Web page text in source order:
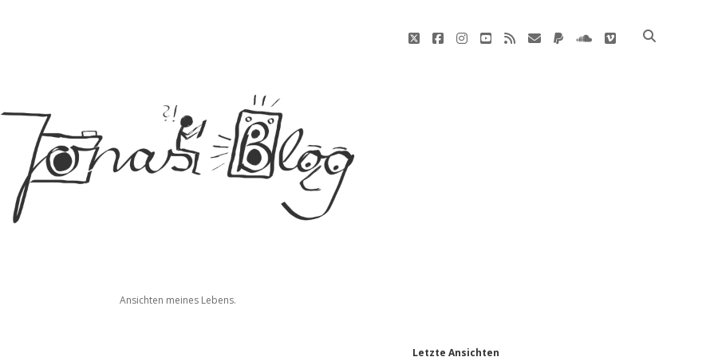
twitterfacebookinstagram
youtube
rss E-
paypalsoundcloud
vimeo
Jonas'
Ansichten meines Lebens.
Letzte Ansichten